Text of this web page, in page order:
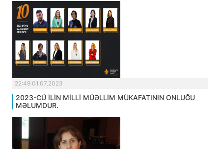
22:49 01.07.2023
2023-CÜ İLİN MİLLİ MÜƏLLİM MÜKAFATININ ONLUĞU
MƏLUMDUR.